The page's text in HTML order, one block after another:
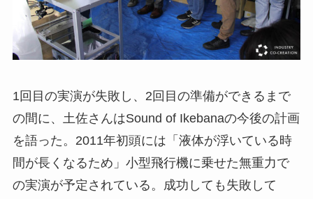
1回目の実演が失敗し、2回目の準備ができるまで
の間に、土佐さんはSound of Ikebanaの今後の計画
を語った。2011年初頭には「液体が浮いている時
間が長くなるため」小型飛行機に乗せた無重力で
の実演が予定されている。成功しても失敗して